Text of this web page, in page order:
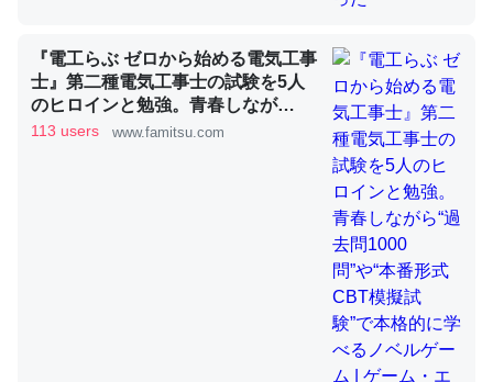
昆虫ってカルシウム少ないのか。知らんかった。調べたら
コオロギのカルシウム分はエビの600分の1程度。
─ニュース :: 【研究発表】昆虫学の大問題＝「昆虫はなぜ海にいな
論文では「淡水はカルシウムも酸素も不足してて両方に不
利だから両方が拮抗してるのでは」とあって面白い。海に
いる鋏角類（カブトガニ・ウミグモ）はカルシウムを使わ
ずキチンを強化してる筈だが、酵素が違うのか？
『電工らぶ ゼロから始める電気工事
士』第二種電気工事士の試験を5人
のヒロインと勉強。青春しなが
ら“過去問1000問”や“本番形式CBT
113 users www.famitsu.com